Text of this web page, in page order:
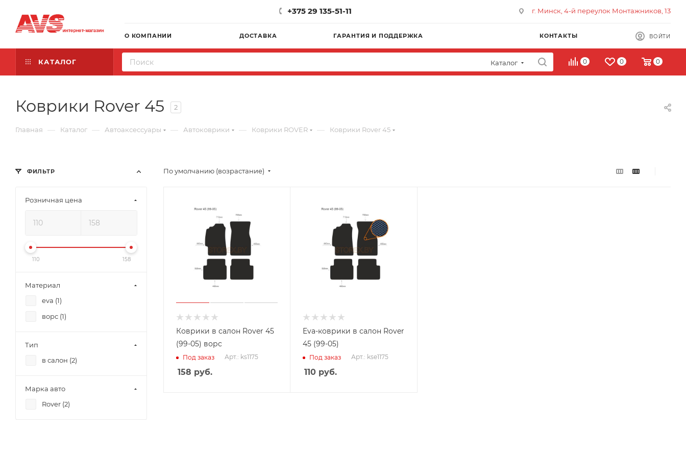
+375 29 135-51-11 г. Минск, 4-й переулок Монтажников, 13
О КОМПАНИИ ДОСТАВКА ГАРАНТИЯ И ПОДДЕРЖКА КОНТАКТЫ ВОЙТИ
КАТАЛОГ Каталог 0 0 0
Коврики Rover 45 2
Главная — Каталог — Автоаксессуары — Автоковрики — Коврики ROVER — Коврики Rover 45
По умолчанию (возрастание)
Коврики в салон Rover 45
(99-05) ворс
Под заказ Арт.: ks1175
158 руб.
Eva-коврики в салон Rover
45 (99-05)
Под заказ Арт.: kse1175
110 руб.
ФИЛЬТР
Розничная цена
110 158
Материал
eva (1)
ворс (1)
Тип
в салон (2)
Марка авто
Rover (2)